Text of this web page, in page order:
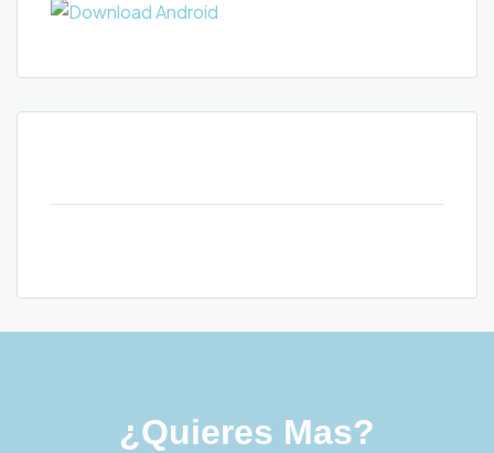
¿Quieres Mas?